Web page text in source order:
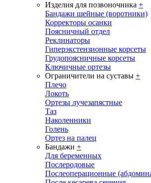
Изделия для позвоночника +
Бандажи шейные (воротники)
Корректоры осанки
Поясничный отдел
Реклинаторы
Гиперэкстензионные корсеты
Грудопоясничные корсеты
Ключичные ортезы
Ограничители на суставы +
Плечо
Локоть
Ортезы лучезапястные
Таз
Наколенники
Голень
Ортез на палец
Бандажи +
Для беременных
Послеродовые
Послеоперационные